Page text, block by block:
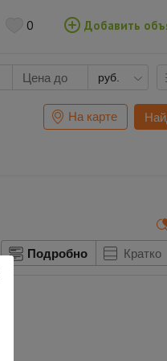
0 Добавить
руб.
На карте
Подробно Кратко